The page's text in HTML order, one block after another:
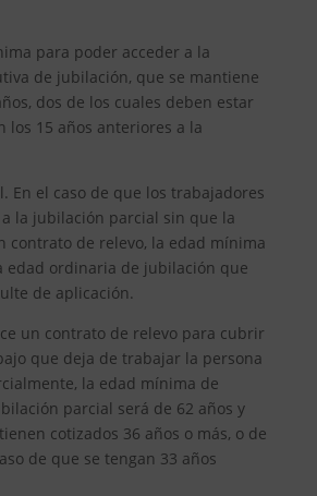
para poder acceder a la
de jubilación, que se mantiene
dos de los cuales deben estar
los 15 años anteriores a la
En el caso de que los trabajadores
la jubilación parcial sin que la
contrato de relevo, la edad mínima
edad ordinaria de jubilación que
de aplicación.
un contrato de relevo para cubrir
que deja de trabajar la persona
la edad mínima de
parcial será de 62 años y
cotizados 36 años o más, o de
de que se tengan 33 años